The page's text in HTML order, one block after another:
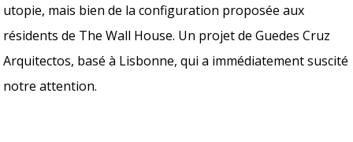
utopie, mais bien de la configuration proposée aux
résidents de The Wall House. Un projet de Guedes Cruz
Arquitectos, basé à Lisbonne, qui a immédiatement suscité
notre attention.